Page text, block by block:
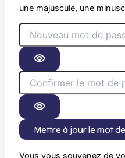
une majuscule, une
Mettre à jour le mot
Vous vous souvenez de